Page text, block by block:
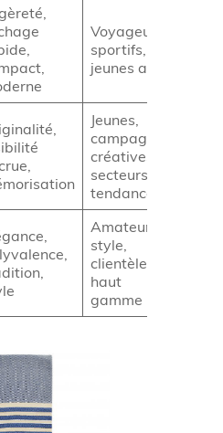
Voyageurs,
sportifs,
jeunes actifs
Jeunes,
campagnes
créatives,
secteurs
tendance
Amateurs de
style,
clientèle
haut de
gamme